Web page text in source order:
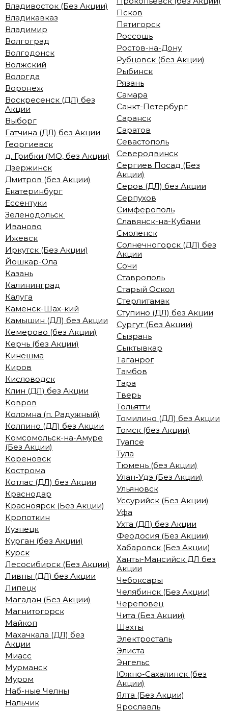
Владивосток (Без Акции)
Владикавказ
Владимир
Волгоград
Волгодонск
Волжский
Вологда
Воронеж
Воскресенск (ДЛ) без
Акции
Выборг
Гатчина (ДЛ) без Акции
Георгиевск
д. Грибки (МО, без Акции)
Дзержинск
Дмитров (без Акции)
Екатеринбург
Ессентуки
Зеленодольск
Иваново
Ижевск
Иркутск (Без Акции)
Йошкар-Ола
Казань
Калининград
Калуга
Каменск-Шах-кий
Камышин (ДЛ) без Акции
Кемерово (без Акции)
Керчь (без Акции)
Кинешма
Киров
Кисловодск
Клин (ДЛ) без Акции
Ковров
Коломна (п. Радужный)
Колпино (ДЛ) без Акции
Комсомольск-на-Амуре
(Без Акции)
Кореновск
Кострома
Котлас (ДЛ) без Акции
Краснодар
Красноярск (Без Акции)
Кропоткин
Кузнецк
Курган (без Акции)
Курск
Лесосибирск (Без Акции)
Ливны (ДЛ) без Акции
Липецк
Магадан (Без Акции)
Магнитогорск
Майкоп
Махачкала (ДЛ) без
Акции
Миасс
Мурманск
Муром
Наб-ные Челны
Нальчик
Псков
Пятигорск
Россошь
Ростов-на-Дону
Рубцовск (без Акции)
Рыбинск
Рязань
Самара
Санкт-Петербург
Саранск
Саратов
Севастополь
Северодвинск
Сергиев Посад (Без
Акции)
Серов (ДЛ) без Акции
Серпухов
Симферополь
Славянск-на-Кубани
Смоленск
Солнечногорск (ДЛ) без
Акции
Сочи
Ставрополь
Старый Оскол
Стерлитамак
Ступино (ДЛ) без Акции
Сургут (Без Акции)
Сызрань
Сыктывкар
Таганрог
Тамбов
Тара
Тверь
Тольятти
Томилино (ДЛ) без Акции
Томск (без Акции)
Туапсе
Тула
Тюмень (без Акции)
Улан-Удэ (Без Акции)
Ульяновск
Уссурийск (Без Акции)
Уфа
Ухта (ДЛ) без Акции
Феодосия (Без Акции)
Хабаровск (Без Акции)
Ханты-Мансийск ДЛ без
Акции
Чебоксары
Челябинск (Без Акции)
Череповец
Чита (Без Акции)
Шахты
Электросталь
Элиста
Энгельс
Южно-Сахалинск (без
Акции)
Ялта (Без Акции)
Ярославль